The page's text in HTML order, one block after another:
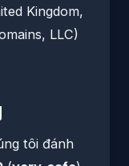
Kingdom,
LLC)
tôi đánh